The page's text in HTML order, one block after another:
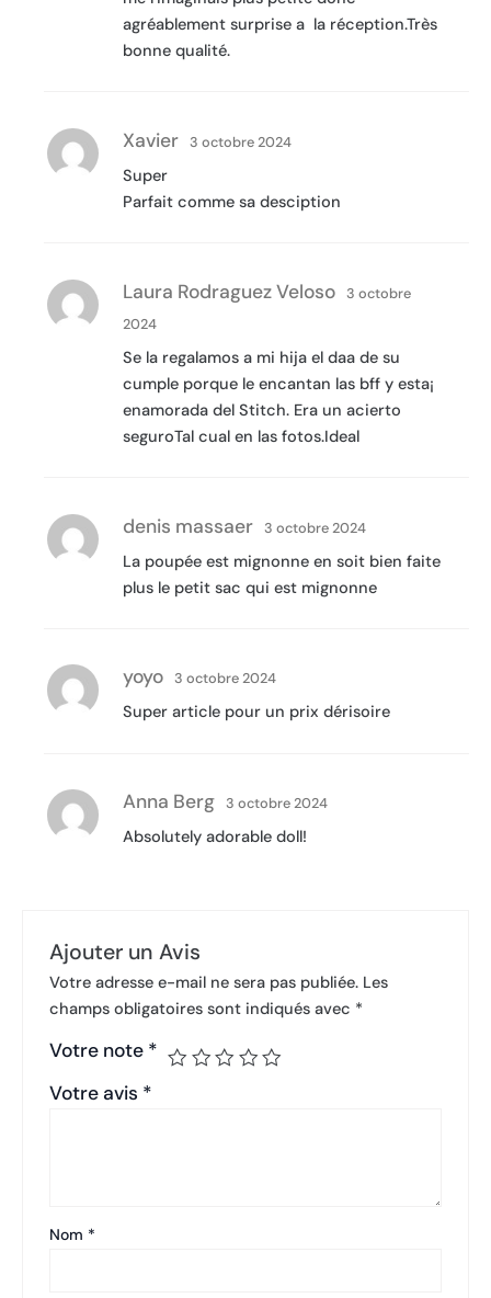
agréablement surprise a la réception.Très
bonne qualité.
Xavier 3 octobre 2024
Super
Parfait comme sa desciption
Laura Rodra­guez Veloso
3 octobre
2024
Se la regalamos a mi hija el da­a de su
cumple porque le encantan las bff y esta¡
enamorada del Stitch. Era un acierto
seguroTal cual en las fotos.Ideal
denis massaer 3 octobre 2024
La poupée est mignonne en soit bien faite
plus le petit sac qui est mignonne
yoyo 3 octobre 2024
Super article pour un prix dérisoire
Anna Berg 3 octobre 2024
Absolutely adorable doll! 
Ajouter un Avis
Votre adresse e-mail ne sera pas publiée. Les
champs obligatoires sont indiqués avec *
Votre note *
Votre avis *
Nom *